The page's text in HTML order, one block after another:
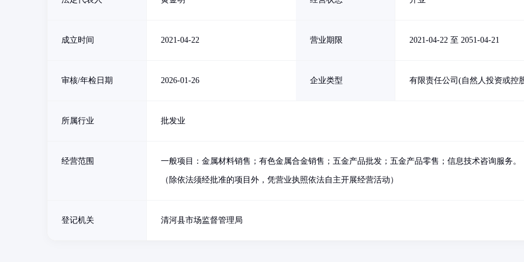
成立时间 2021-04-22 营业期限 2021-04-22 至 2051-04-21
审核/年检日期 2026-01-26 企业类型 有限责任公司(自然人投资或控
所属行业 批发业
经营范围 一般项目：金属材料销售；有色金属合金销售；五金产品批发；五金产品零售；信息技术咨询服务。
（除依法须经批准的项目外，凭营业执照依法自主开展经营活动）
登记机关 清河县市场监督管理局